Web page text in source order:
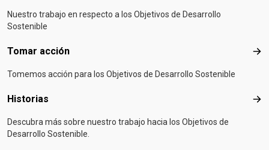
Nuestro trabajo en respecto a los Objetivos de Desarrollo
Sostenible
Tomar acción
Tomemos acción para los Objetivos de Desarrollo Sostenible
Historias
Descubra más sobre nuestro trabajo hacia los Objetivos de
Desarrollo Sostenible.